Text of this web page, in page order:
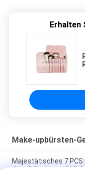
Erhalten
Make-upbürsten-
Majestätisches 7